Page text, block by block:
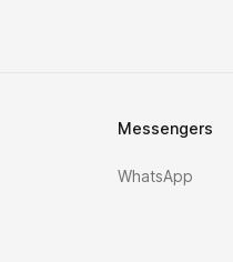
Messengers
WhatsApp